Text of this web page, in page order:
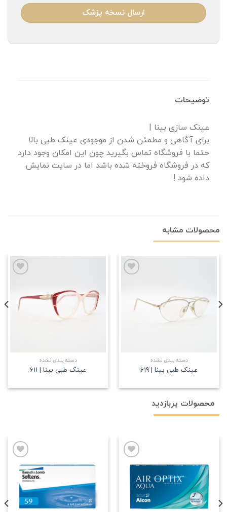
ارسال نسخه پزشک
توضیحات
عینک سازی بینا |
برای آگاهی و مطمئن شدن از موجودی عینک طبی بالا
حتما با فروشگاه تماس بگیرید چون این امکان وجود دارد
که در فروشگاه فروخته شده باشد اما در سایت نمایش
داده شود !
محصولات مشابه
مندی
دسته بندی نشده
عینک طبی بینا | 619
مندی
دسته بندی نشده
عینک طبی بینا | 611
محصولات پربازدید
مندی
علاقه
مندی